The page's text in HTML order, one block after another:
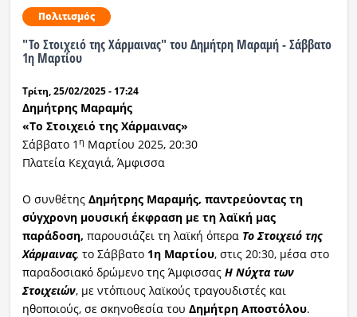
Πολιτισμός
"Το Στοιχειό της Χάρμαινας" του Δημήτρη Μαραμή - Σάββατο
1η Μαρτίου
Τρίτη, 25/02/2025 - 17:24
Δημήτρης Μαραμής
«Το Στοιχειό της Χάρμαινας»
Σάββατο 1 η Μαρτίου 2025, 20:30
Πλατεία Κεχαγιά, Άμφισσα
Ο συνθέτης Δημήτρης Μαραμής, παντρεύοντας τη
σύγχρονη μουσική έκφραση με τη λαϊκή μας
παράδοση, παρουσιάζει τη λαϊκή όπερα Το Στοιχειό της
Χάρμαινας, το Σάββατο 1η Μαρτίου, στις 20:30, μέσα στο
παραδοσιακό δρώμενο της Άμφισσας Η Νύχτα των
Στοιχειών, με ντόπιους λαϊκούς τραγουδιστές και
ηθοποιούς, σε σκηνοθεσία του Δημήτρη Αποστόλου.